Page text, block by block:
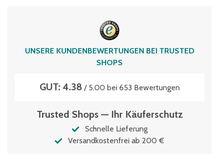
UNSERE KUNDENBEWERTUNGEN BEI TRUSTED
SHOPS
GUT: 4.38 / 5.00 bei 653 Bewertungen
Trusted Shops — Ihr Käuferschutz
Schnelle Lieferung
Versandkostenfrei ab 200 €